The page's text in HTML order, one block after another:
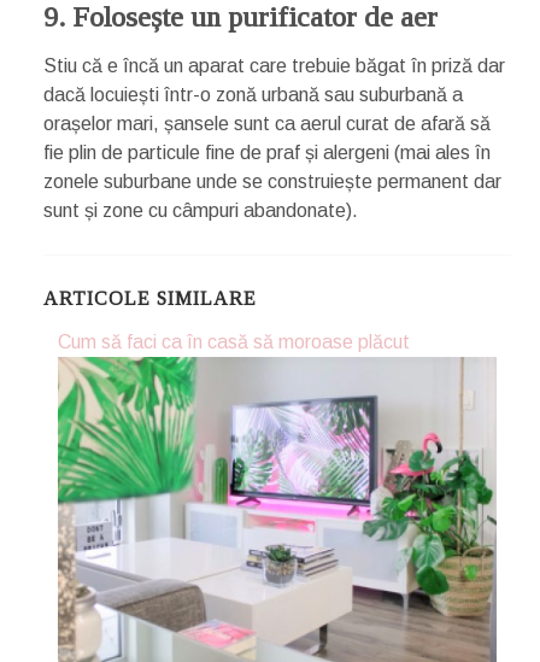
9. Folosește un purificator de aer
Stiu că e încă un aparat care trebuie băgat în priză dar
dacă locuiești într-o zonă urbană sau suburbană a
orașelor mari, șansele sunt ca aerul curat de afară să
fie plin de particule fine de praf și alergeni (mai ales în
zonele suburbane unde se construiește permanent dar
sunt și zone cu câmpuri abandonate).
ARTICOLE SIMILARE
Cum să faci ca în casă să moroase plăcut